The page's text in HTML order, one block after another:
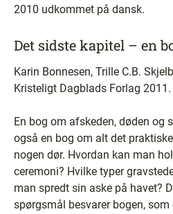
2010 udkommet på dansk.
Det sidste kapitel – en
Karin Bonnesen, Trille C.B.
Kristeligt Dagblads Forlag
En bog om afskeden, døden og
også en bog om alt det
nogen dør. Hvordan kan man
ceremoni? Hvilke typer
man spredt sin aske på havet?
spørgsmål besvarer bogen,